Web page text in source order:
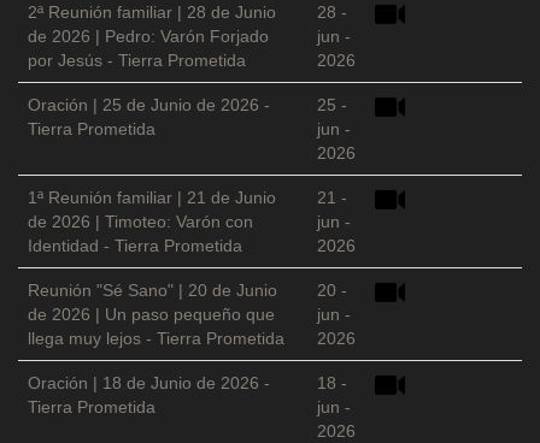
2ª Reunión familiar | 28 de Junio
de 2026 | Pedro: Varón Forjado
por Jesús - Tierra Prometida
28 -
jun -
2026
Oración | 25 de Junio de 2026 -
Tierra Prometida
25 -
jun -
2026
1ª Reunión familiar | 21 de Junio
de 2026 | Timoteo: Varón con
Identidad - Tierra Prometida
21 -
jun -
2026
Reunión "Sé Sano" | 20 de Junio
de 2026 | Un paso pequeño que
llega muy lejos - Tierra Prometida
20 -
jun -
2026
Oración | 18 de Junio de 2026 -
Tierra Prometida
18 -
jun -
2026